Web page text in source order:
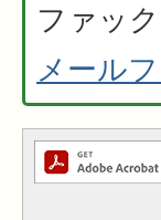
ファッ
メール